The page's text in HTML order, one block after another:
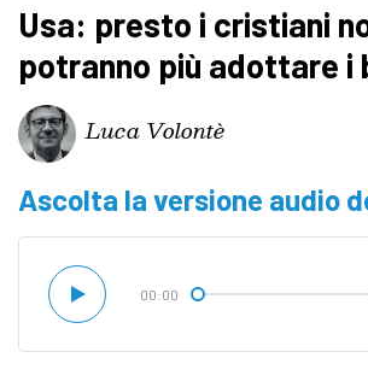
Usa: presto i cristiani
potranno più adottare i
Luca Volontè
Ascolta la versione audio
00:00